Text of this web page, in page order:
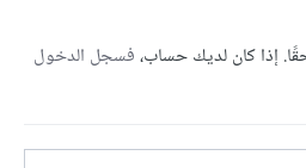
إذا كان لديك حساب،فسجل الدخول